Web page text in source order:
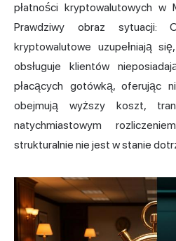
płatności kryptowalutowych w
Prawdziwy obraz sytuacji:
kryptowalutowe uzupełniają
obsługuje klientów
płacących gotówką, oferując
obejmują wyższy koszt,
natychmiastowym
strukturalnie nie jest w stanie